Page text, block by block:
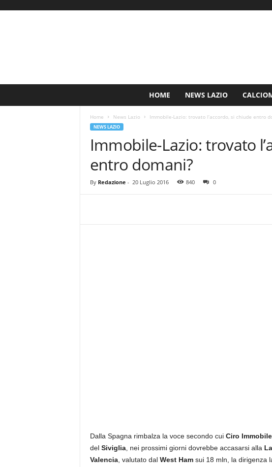
HOME NEWS LAZIO
Home News Lazio Immobile-Lazio: trovato l’accordo, si chiude entro
NEWS LAZIO
Immobile-Lazio: trovato
entro domani?
By Redazione - 20 Luglio 2016 840 0
Dalla Spagna rimbalza la voce secondo cui Ciro Immobile
delSiviglia, nei prossimi giorni dovrebbe accasarsi alla
Valencia, valutato dal West Hamsui 18 mln, la dirigenza